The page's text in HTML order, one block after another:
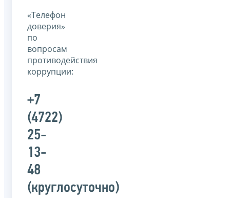
«Телефон
доверия»
по
вопросам
противодействия
коррупции:
+7
(4722)
25-
13-
48
(круглосуточно)